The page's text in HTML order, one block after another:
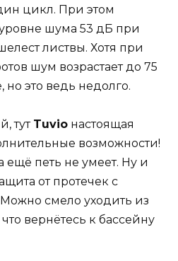
цикл. При этом
шума 53 дБ при
листвы. Хотя при
шум возрастает до 75
это ведь недолго.
тут Tuvio настоящая
возможности!
ещё петь не умеет. Ну и
от протечек с
смело уходить из
вернётесь к бассейну